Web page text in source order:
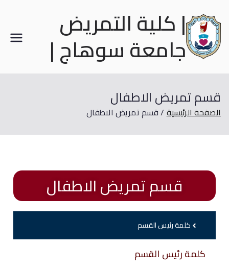
| كلية التمريض
جامعة سوهاج |
قسم تمريض الاطفال
الصفحة الرئيسية قسم تمريض الاطفال
قسم تمريض الاطفال
كلمة رئيس القسم
كلمة رئيس القسم